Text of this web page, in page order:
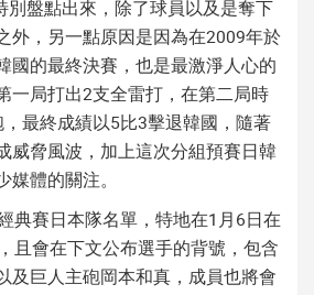
別盤點出來，除了球員以及是奪下
外，另一點原因是因為在2009年於
國的最終決賽，也是最激淨人心的
一局打出2支全雷打，在第二局時
最終成績以5比3擊退韓國，隨著
威脅風波，加上這次分組預賽日韓
體的關注。
典賽日本隊名單，特地在1月6日在
且會在下文公布選手的背號，包含
及巨人主砲岡本和真，成員也將會